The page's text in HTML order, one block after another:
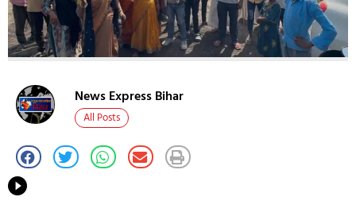
News Express Bihar
All Posts